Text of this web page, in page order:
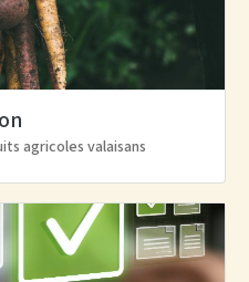
agricoles valaisans